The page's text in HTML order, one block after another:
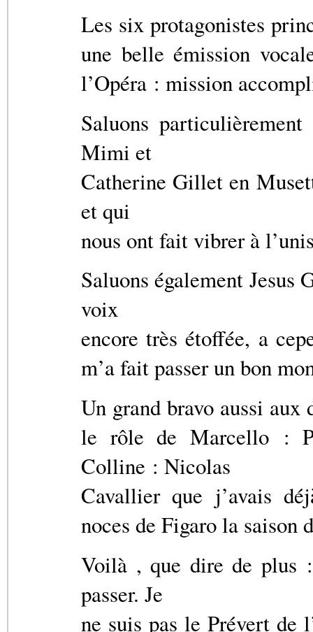
Les six protagonistes
une belle émission
l’Opéra : mission
Saluons
Mimi et
Catherine Gillet en
et qui
nous ont fait vibrer à
Saluons également Jesus
voix
encore très étoffée, a
m’a fait passer un bon
Un grand bravo aussi aux
le rôle de Marcello :
Colline : Nicolas
Cavallier que j’avais
noces de Figaro la saison
Voilà , que dire de plus
passer. Je
ne suis pas le Prévert de